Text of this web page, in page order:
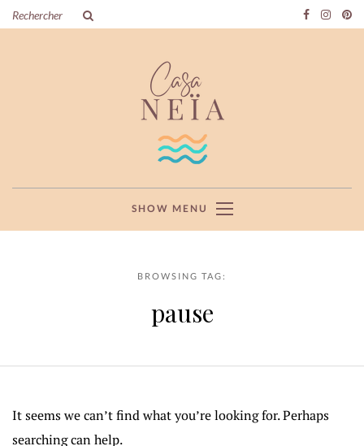
SHOW MENU
BROWSING TAG:
pause
It seems we can’t find what you’re looking for. Perhaps
searching can help.